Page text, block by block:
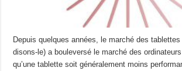
Depuis quelques années, le marché des tablettes
disons-le) a bouleversé le marché des
qu’une tablette soit généralement moins